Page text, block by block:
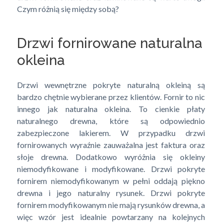
Czym różnią się między sobą?
Drzwi fornirowane naturalna
okleina
Drzwi wewnętrzne pokryte naturalną okleiną są
bardzo chętnie wybierane przez klientów. Fornir to nic
innego jak naturalna okleina. To cienkie płaty
naturalnego drewna, które są odpowiednio
zabezpieczone lakierem. W przypadku drzwi
fornirowanych wyraźnie zauważalna jest faktura oraz
słoje drewna. Dodatkowo wyróżnia się okleiny
niemodyfikowane i modyfikowane. Drzwi pokryte
fornirem niemodyfikowanym w pełni oddają piękno
drewna i jego naturalny rysunek. Drzwi pokryte
fornirem modyfikowanym nie mają rysunków drewna, a
więc wzór jest idealnie powtarzany na kolejnych